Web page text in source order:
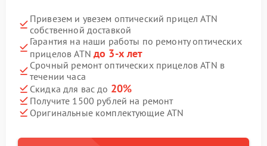
Привезем и увезем оптический прицел ATN
собственной доставкой
Гарантия на наши работы по ремонту оптических
прицелов ATN до 3-х лет
Срочный ремонт оптических прицелов ATN в
течении часа
Скидка для вас до 20%
Получите 1500 рублей на ремонт
Оригинальные комплектующие ATN